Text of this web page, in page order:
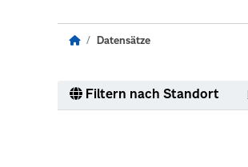
Datensätze
Filtern nach Standort